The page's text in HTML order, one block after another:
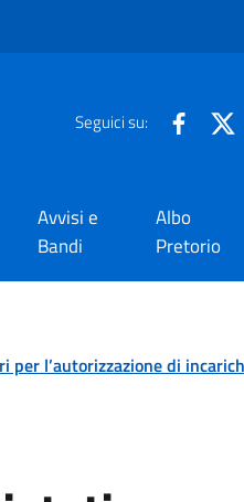
Seguici su:
Avvisi e
Bandi
Albo
Pretorio
per l’autorizzazione di